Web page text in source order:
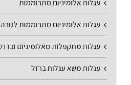
עגלות אלומיניום מתרוממות
עגלות אלומיניום מתרוממות לגובה
עגלות מתקפלות מאלומיניום
עגלות משא עגלות ברזל